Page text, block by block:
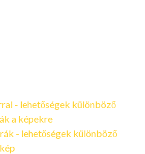
- lehetőségek különböző
a képekre
- lehetőségek különböző